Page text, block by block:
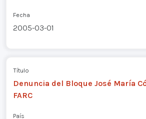
Fecha
2005-03-01
Título
Denuncia del Bloque José María
FARC
País